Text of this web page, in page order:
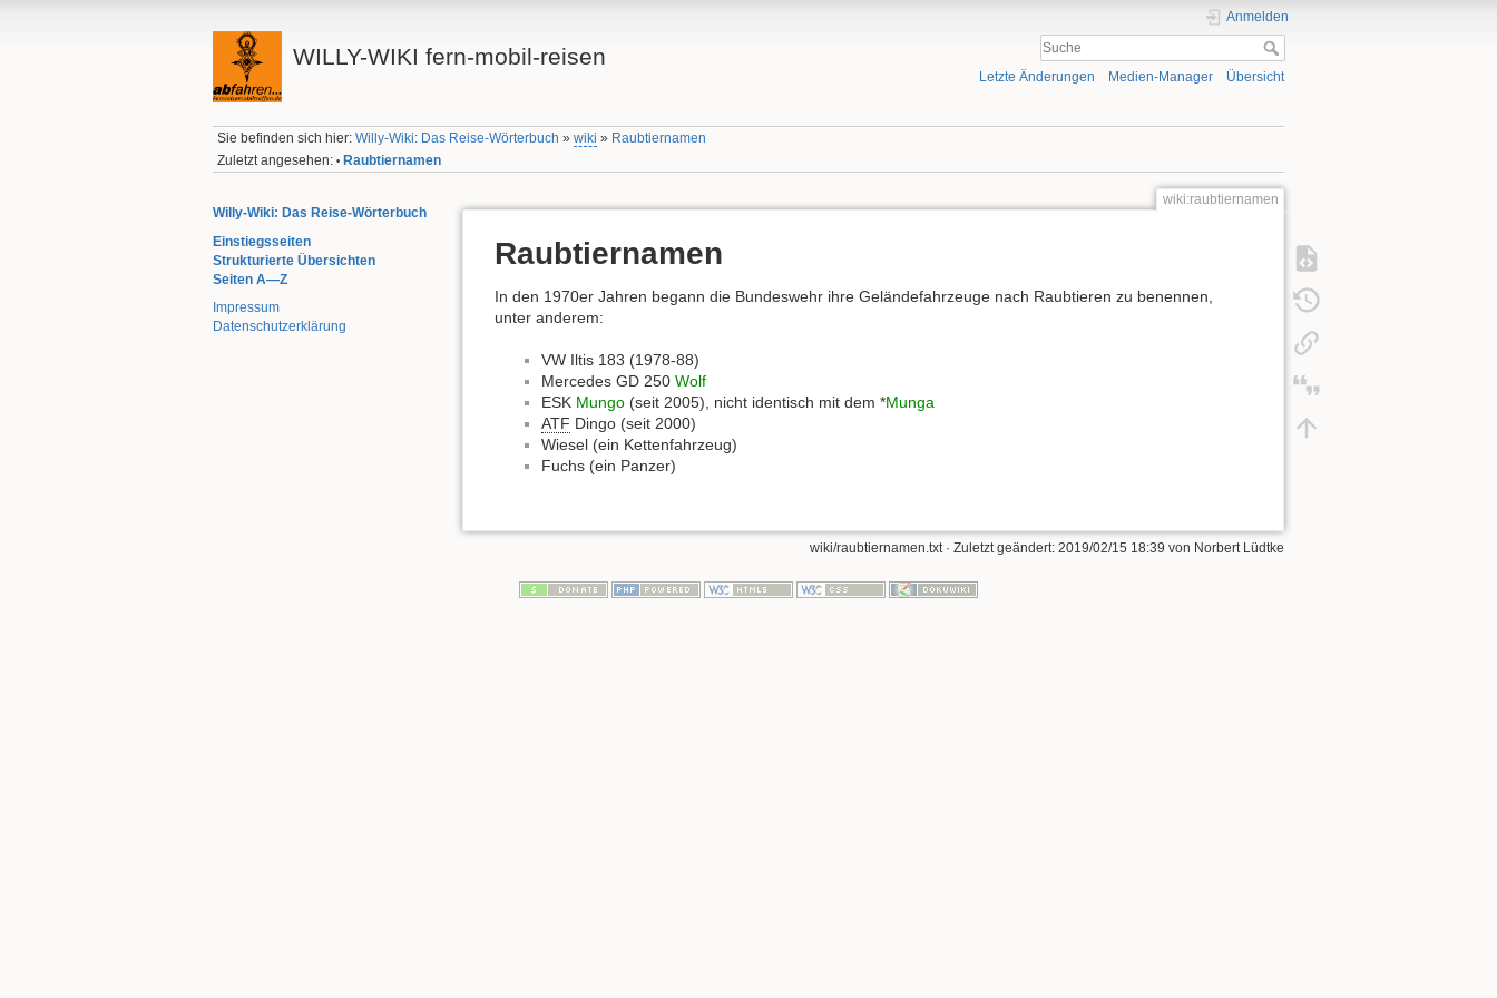
WILLY-WIKI fern-mobil-reisen
Anmelden
Letzte Änderungen Medien-Manager Übersicht
Sie befinden sich hier:Willy-Wiki: Das Reise-Wörterbuch »wiki » Raubtiernamen
Zuletzt angesehen: • Raubtiernamen
Willy-Wiki: Das Reise-Wörterbuch
Einstiegsseiten
Strukturierte Übersichten
Seiten A—Z
Impressum
Datenschutzerklärung
wiki:raubtiernamen
Raubtiernamen
In den 1970er Jahren begann die Bundeswehr ihre Geländefahrzeuge nach Raubtieren zu benennen,
unter anderem:
VW Iltis 183 (1978-88)
Mercedes GD 250 Wolf
ESK Mungo (seit 2005), nicht identisch mit dem *Munga
ATF Dingo (seit 2000)
Wiesel (ein Kettenfahrzeug)
Fuchs (ein Panzer)
wiki/raubtiernamen.txt· Zuletzt geändert: 2019/02/15 18:39 von Norbert Lüdtke